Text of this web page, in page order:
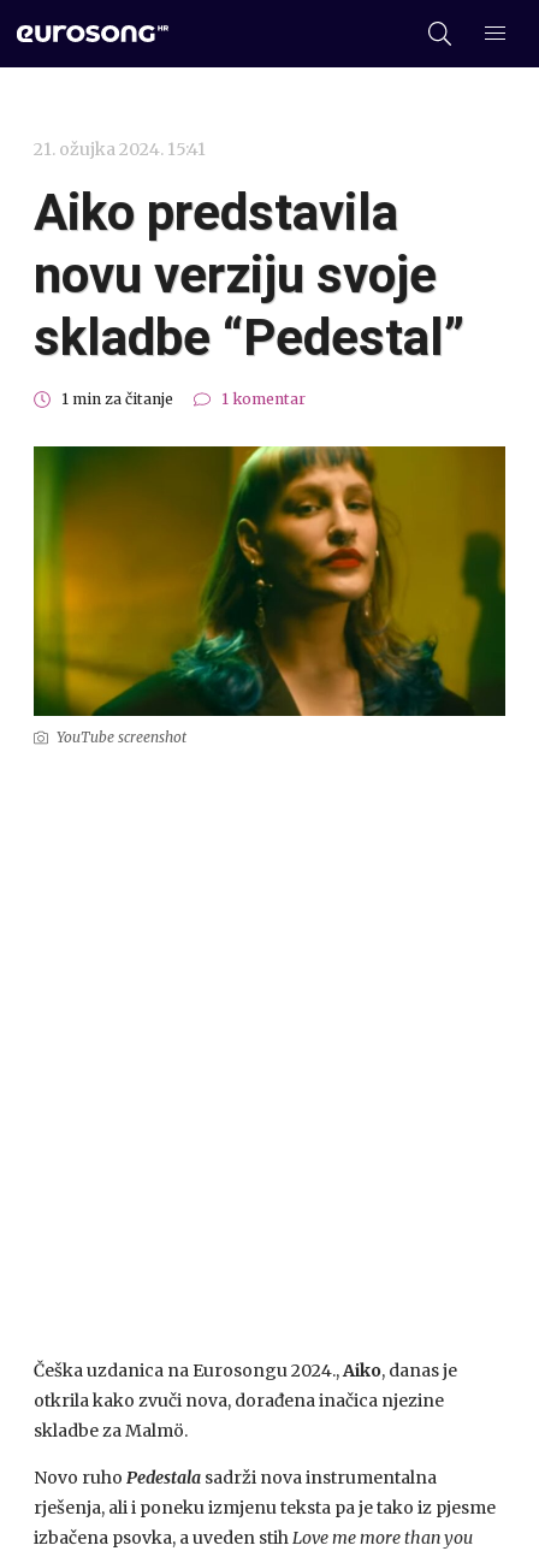
21. ožujka 2024. 15:41
Aiko predstavila
novu verziju svoje
skladbe “Pedestal”
1 min za čitanje 1 komentar
YouTube screenshot
Češka uzdanica na Eurosongu 2024.,Aiko, danas je
otkrila kako zvuči nova, dorađena inačica njezine
skladbe za Malmö.
Novo ruho Pedestala sadrži nova instrumentalna
rješenja, ali i poneku izmjenu teksta pa je tako iz pjesme
izbačena psovka, a uveden stihLove me more than you